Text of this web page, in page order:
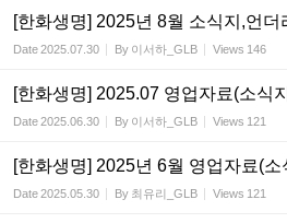
[한화생명] 2025년 8월 소식지,언더
Date2025.07.30 By 이서하_GLB Views 146
[한화생명] 2025.07 영업자료(소식
Date2025.06.30 By 이서하_GLB Views 121
[한화생명] 2025년 6월 영업자료(소
Date2025.05.30 By 최유리_GLB Views 121